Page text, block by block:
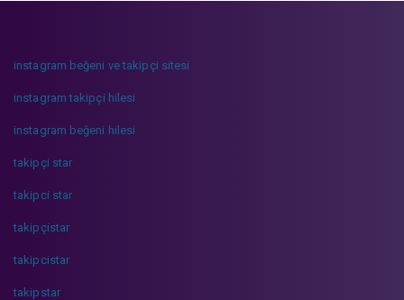
instagram beğeni ve takipçi sitesi
instagram takipçi hilesi
instagram beğeni hilesi
takipçi star
takipci star
takipçistar
takipcistar
takipstar